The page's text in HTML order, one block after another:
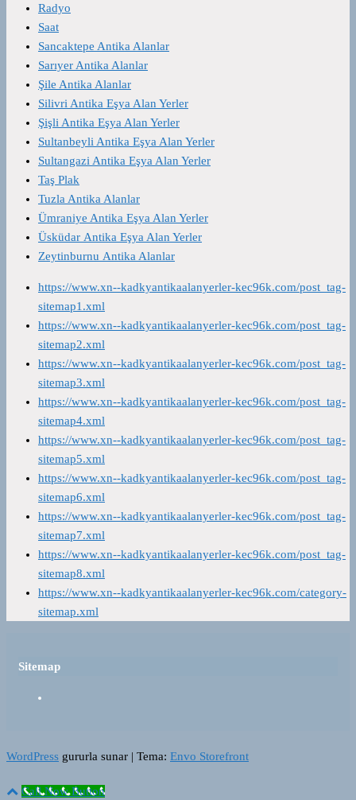
Radyo
Saat
Sancaktepe Antika Alanlar
Sarıyer Antika Alanlar
Şile Antika Alanlar
Silivri Antika Eşya Alan Yerler
Şişli Antika Eşya Alan Yerler
Sultanbeyli Antika Eşya Alan Yerler
Sultangazi Antika Eşya Alan Yerler
Taş Plak
Tuzla Antika Alanlar
Ümraniye Antika Eşya Alan Yerler
Üsküdar Antika Eşya Alan Yerler
Zeytinburnu Antika Alanlar
https://www.xn--kadkyantikaalanyerler-kec96k.com/post_tag-
sitemap1.xml
https://www.xn--kadkyantikaalanyerler-kec96k.com/post_tag-
sitemap2.xml
https://www.xn--kadkyantikaalanyerler-kec96k.com/post_tag-
sitemap3.xml
https://www.xn--kadkyantikaalanyerler-kec96k.com/post_tag-
sitemap4.xml
https://www.xn--kadkyantikaalanyerler-kec96k.com/post_tag-
sitemap5.xml
https://www.xn--kadkyantikaalanyerler-kec96k.com/post_tag-
sitemap6.xml
https://www.xn--kadkyantikaalanyerler-kec96k.com/post_tag-
sitemap7.xml
https://www.xn--kadkyantikaalanyerler-kec96k.com/post_tag-
sitemap8.xml
https://www.xn--kadkyantikaalanyerler-kec96k.com/category-
sitemap.xml
Sitemap
WordPress gururla sunar | Tema: Envo Storefront
Call Now Button